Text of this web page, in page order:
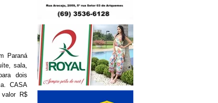
Paraná
sala,
dois
CASA
valor R$